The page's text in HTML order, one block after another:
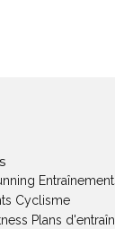
Cyclisme
Plans